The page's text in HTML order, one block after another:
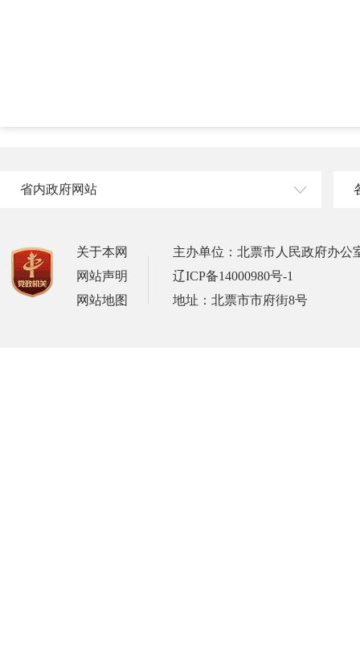
省内政府网站
关于本网
网站声明
网站地图
主办单位：北票市人民政府办公
辽ICP备14000980号-1
地址：北票市市府街8号